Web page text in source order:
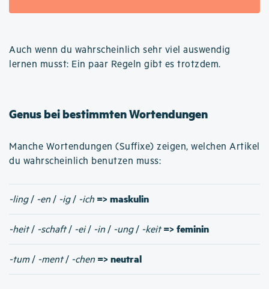
Auch wenn du wahrscheinlich sehr viel auswendig
lernen musst: Ein paar Regeln gibt es trotzdem.
Genus bei bestimmten Wortendungen
Manche Wortendungen (Suffixe) zeigen, welchen Artikel
du wahrscheinlich benutzen muss:
-ling/ -en / -ig/ -ich => maskulin
-heit/ -schaft/ -ei/ -in / -ung/ -keit => feminin
-tum/ -ment/ -chen => neutral